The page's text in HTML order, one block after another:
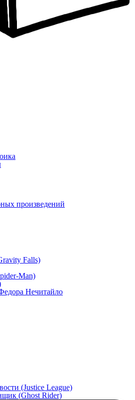
произведений
Falls)
Man)
Нечитайло
(Justice League)
(Ghost Rider)